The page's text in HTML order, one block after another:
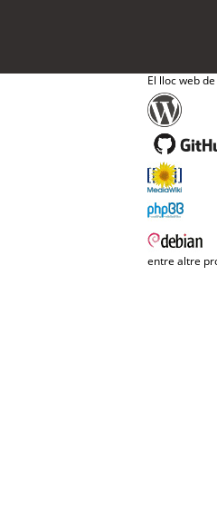
El lloc web
entre altre